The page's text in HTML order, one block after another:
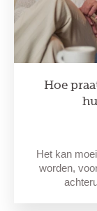
Hoe
Het kan
worden,